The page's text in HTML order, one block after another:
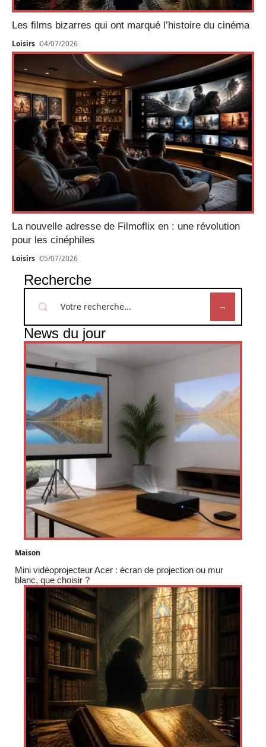
Les films bizarres qui ont marqué l’histoire du cinéma
Loisirs 04/07/2026
La nouvelle adresse de Filmoflix en : une révolution
pour les cinéphiles
Loisirs 05/07/2026
Recherche
News du jour
Maison
Mini vidéoprojecteur Acer : écran de projection ou mur
blanc, que choisir ?